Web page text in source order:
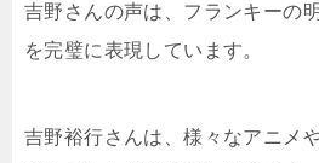
吉野さんの声は、フランキーの
を完璧に表現しています。
吉野裕行さんは、様々なアニメ